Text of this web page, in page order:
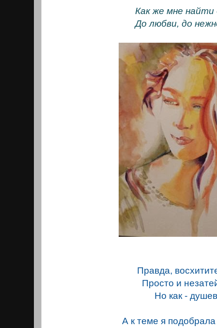
Как же мне найти
До любви, до
Правда,
Просто и
Но как -
А к теме я